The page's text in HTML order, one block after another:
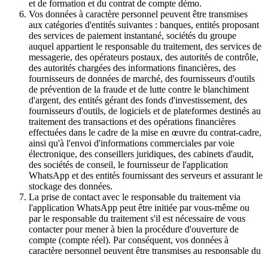
et de formation et du contrat de compte démo.
Vos données à caractère personnel peuvent être transmises
aux catégories d'entités suivantes : banques, entités proposant
des services de paiement instantané, sociétés du groupe
auquel appartient le responsable du traitement, des services de
messagerie, des opérateurs postaux, des autorités de contrôle,
des autorités chargées des informations financières, des
fournisseurs de données de marché, des fournisseurs d'outils
de prévention de la fraude et de lutte contre le blanchiment
d'argent, des entités gérant des fonds d'investissement, des
fournisseurs d'outils, de logiciels et de plateformes destinés au
traitement des transactions et des opérations financières
effectuées dans le cadre de la mise en œuvre du contrat-cadre,
ainsi qu'à l'envoi d'informations commerciales par voie
électronique, des conseillers juridiques, des cabinets d'audit,
des sociétés de conseil, le fournisseur de l'application
WhatsApp et des entités fournissant des serveurs et assurant le
stockage des données.
La prise de contact avec le responsable du traitement via
l'application WhatsApp peut être initiée par vous-même ou
par le responsable du traitement s'il est nécessaire de vous
contacter pour mener à bien la procédure d'ouverture de
compte (compte réel). Par conséquent, vos données à
caractère personnel peuvent être transmises au responsable du